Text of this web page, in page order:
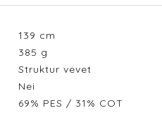
139 cm
385 g
Struktur vevet
Nei
69% PES / 31% COT